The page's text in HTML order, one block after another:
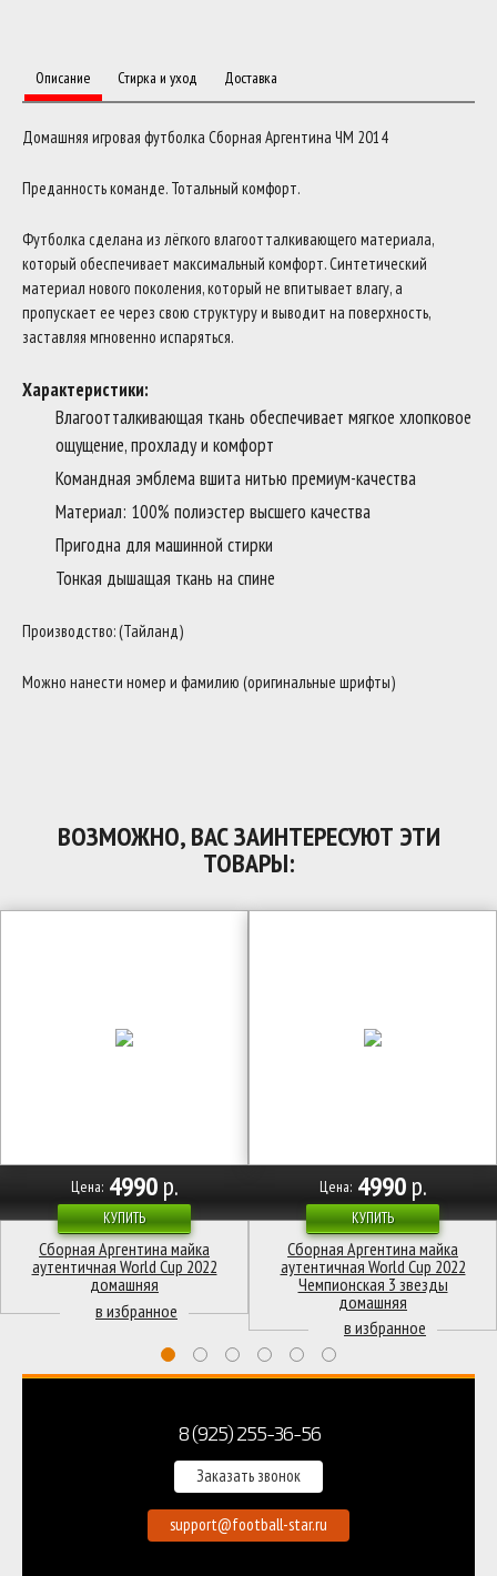
Описание Стирка и уход Доставка
Домашняя игровая футболка Сборная Аргентина ЧМ 2014
Преданность команде. Тотальный комфорт.
Футболка сделана из лёгкого влагоотталкивающего материала,
который обеспечивает максимальный комфорт. Синтетический
материал нового поколения, который не впитывает влагу, а
пропускает ее через свою структуру и выводит на поверхность,
заставляя мгновенно испаряться.
Характеристики:
Влагоотталкивающая ткань обеспечивает мягкое хлопковое
ощущение, прохладу и комфорт
Командная эмблема вшита нитью премиум-качества
Материал: 100% полиэстер высшего качества
Пригодна для машинной стирки
Тонкая дышащая ткань на спине
Производство: (Тайланд)
Можно нанести номер и фамилию (оригинальные шрифты)
ВОЗМОЖНО, ВАС ЗАИНТЕРЕСУЮТ ЭТИ
ТОВАРЫ:
КУПИТЬ
Цена: 4990р.
Сборная Аргентина майка
аутентичная World Cup 2022
домашняя
КУПИТЬ
Цена: 4990р.
Сборная Аргентина майка
аутентичная World Cup 2022
Чемпионская 3 звезды
домашняя
8 (925) 255-36-56
Заказать звонок
support@football-star.ru